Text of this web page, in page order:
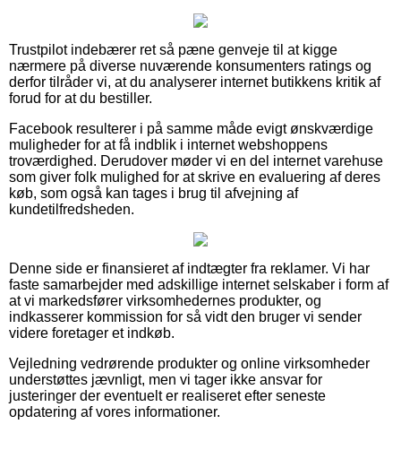
Trustpilot indebærer ret så pæne genveje til at kigge
nærmere på diverse nuværende konsumenters ratings og
derfor tilråder vi, at du analyserer internet butikkens kritik af
forud for at du bestiller.
Facebook resulterer i på samme måde evigt ønskværdige
muligheder for at få indblik i internet webshoppens
troværdighed. Derudover møder vi en del internet varehuse
som giver folk mulighed for at skrive en evaluering af deres
køb, som også kan tages i brug til afvejning af
kundetilfredsheden.
Denne side er finansieret af indtægter fra reklamer. Vi har
faste samarbejder med adskillige internet selskaber i form af
at vi markedsfører virksomhedernes produkter, og
indkasserer kommission for så vidt den bruger vi sender
videre foretager et indkøb.
Vejledning vedrørende produkter og online virksomheder
understøttes jævnligt, men vi tager ikke ansvar for
justeringer der eventuelt er realiseret efter seneste
opdatering af vores informationer.